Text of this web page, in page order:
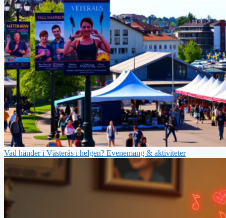
Vad händer i Västerås i helgen? Evenemang & aktiviteter